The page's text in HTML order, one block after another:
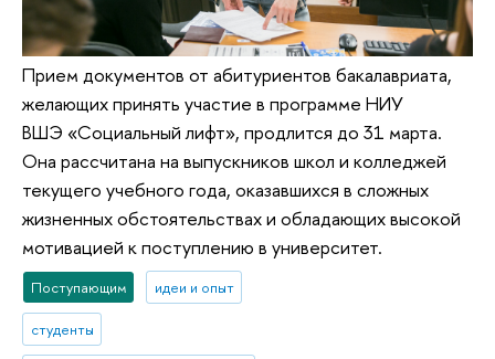
Прием документов от абитуриентов бакалавриата,
желающих принять участие в программе НИУ
ВШЭ «Социальный лифт», продлится до 31 марта.
Она рассчитана на выпускников школ и колледжей
текущего учебного года, оказавшихся в сложных
жизненных обстоятельствах и обладающих высокой
мотивацией к поступлению в университет.
Поступающим идеи и опыт
студенты